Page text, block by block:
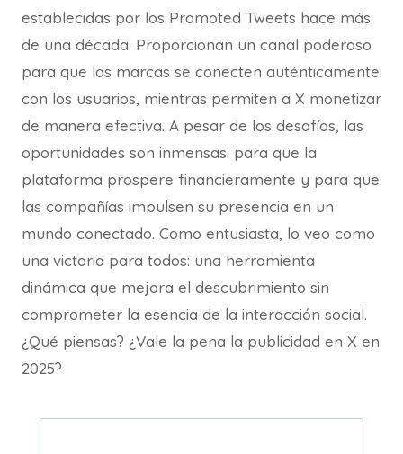
establecidas por los Promoted Tweets hace más
de una década. Proporcionan un canal poderoso
para que las marcas se conecten auténticamente
con los usuarios, mientras permiten a X monetizar
de manera efectiva. A pesar de los desafíos, las
oportunidades son inmensas: para que la
plataforma prospere financieramente y para que
las compañías impulsen su presencia en un
mundo conectado. Como entusiasta, lo veo como
una victoria para todos: una herramienta
dinámica que mejora el descubrimiento sin
comprometer la esencia de la interacción social.
¿Qué piensas? ¿Vale la pena la publicidad en X en
2025?